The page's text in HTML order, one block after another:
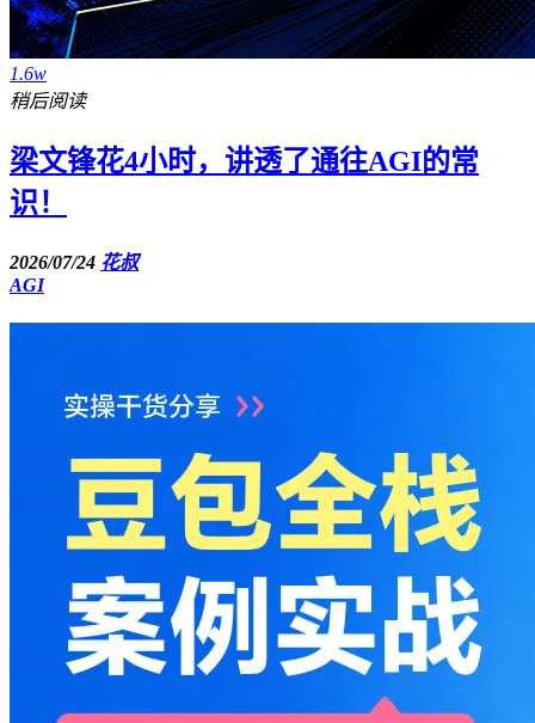
1.6w
稍后阅读
梁文锋花4小时，讲透了通往AGI的常
识！
2026/07/24 花叔
AGI